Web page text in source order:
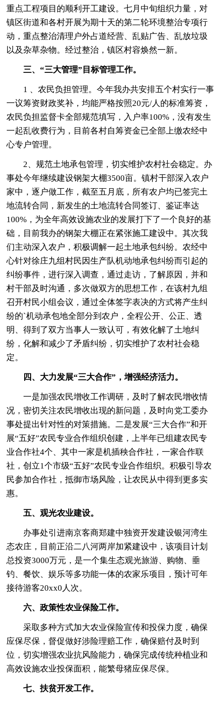
重点工程项目的顺利开工建设。七月中旬组织力量，对
镇区街道和各村开展为期十天的第二轮环境整治专项行
动，重点整治清理户外占道经营、乱贴广告、乱放垃圾
以及杂草杂物。经过整治，镇区村容焕然一新。
三、“三大管理”目标管理工作。
1 、农民负担管理。今年我办共安排五个村实行一事
一议筹资财政奖补，均能严格按照20元/人的标准筹资，
农民负担监督卡全部规范填写，入户率100%，没有发生
一起乱收费行为，目前各村自筹资金已全部上缴农经中
心专户管理。
2、规范土地承包管理，切实维护农村社会稳定。办
事处今年继续建设钢架大棚3500亩。镇村干部深入农户
家中，逐户做工作，截至五月底，所有农户均已签完土
地流转合同，新发生的土地流转合同签订、鉴证率达
100%，为全年高效设施农业的发展打下了一个良好的基
础，目前我办的钢架大棚正在紧张施工建设中。其次我
们主动深入农户，积极调解一起土地承包纠纷。农经中
心针对徐庄九组村民因生产队机动地承包纠纷而引起的
纠纷事件，进行深入调查，通过走访，了解原因，并和
村干部及时沟通，多次做双方的思想工作，在该村九组
召开村民小组会议，通过全体签字表决的方式将产生纠
纷的`机动承包地全部分到农户，全程公开、公正、透
明、得到了双方当事人一致认可，有效化解了土地纠
纷，化解和减少了矛盾纠纷，切实维护了农村社会稳
定。
四、大力发展“三大合作”，增强经济活力。
一是加强农民增收工作调研，及时了解农民增收情
况，密切关注农民增收出现的新问题，及时向党工委办
事处提出针对性的对策措施。二是发展“三大合作”和开
展“五好”农民专业合作组织创建，上半年已组建农民专
业合作社4个、其中一家是机插秧合作社，一家合作联
社，创立1个市级“五好”农民专业合作组织。积极引导农
民参加合作社，抵御市场风险，让农民从中得到更多实
惠。
五、观光农业建设。
办事处引进南京客商郑建中独资开发建设银河湾生
态农庄，目前正沿二八河两岸加紧建设中，该项目计划
总投资3000万元，是一个集生态观光旅游、购物、垂
钓、餐饮、娱乐等多功能一体的农家乐项目，预计可年
接待游客20xx0人次。
六、政策性农业保险工作。
采取多种方式加大农业保险宣传和投保力度，确保
应保尽保，督促做好涉险理赔工作，确保赔付及时到
位，切实增强农业抗风险能力，确保完成传统种植业和
高效设施农业投保面积，能繁母猪应保尽保。
七、扶贫开发工作。